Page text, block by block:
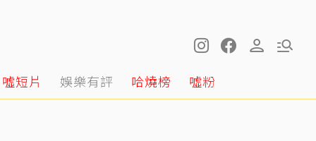
噓短片 娛樂有評 哈燒榜 噓粉